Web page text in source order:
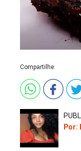
Compartilhe:
Por: